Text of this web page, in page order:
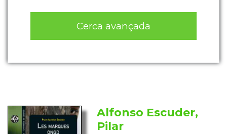
Cerca avançada
Alfonso Escuder,
Pilar